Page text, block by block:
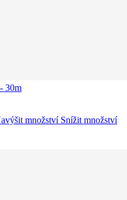
30m
množství Snížit množství